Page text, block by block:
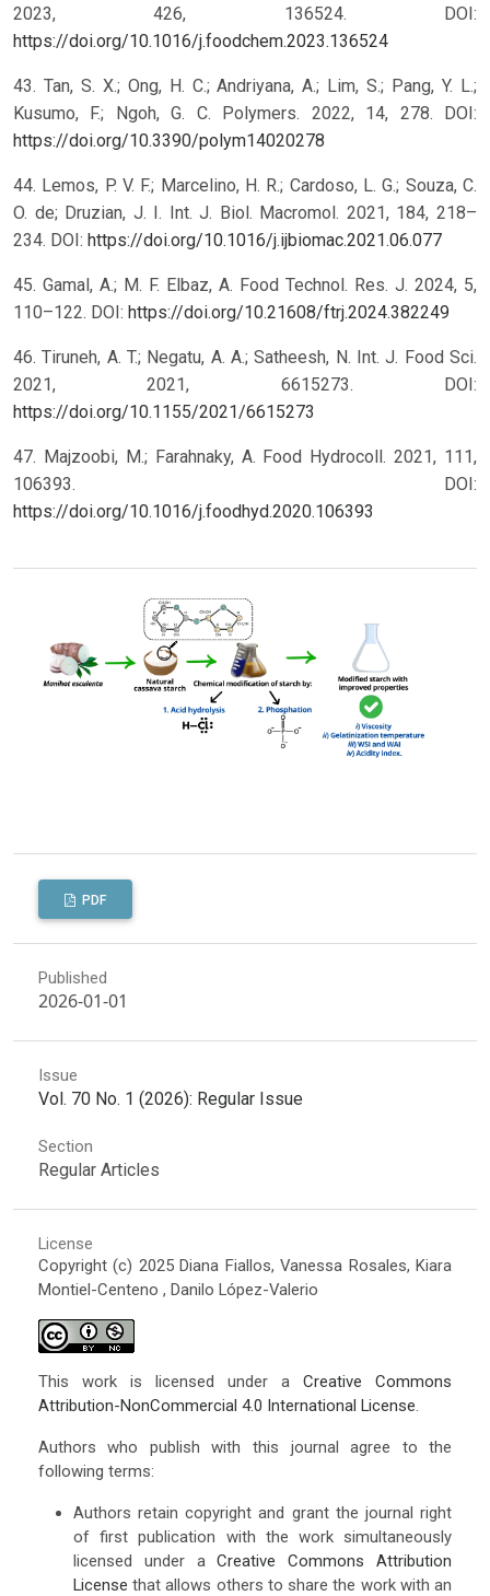
2023, 426, 136524. DOI:
https://doi.org/10.1016/j.foodchem.2023.136524
43. Tan, S. X.; Ong, H. C.; Andriyana, A.; Lim, S.; Pang, Y. L.;
Kusumo, F.; Ngoh, G. C. Polymers. 2022, 14, 278. DOI:
https://doi.org/10.3390/polym14020278
44. Lemos, P. V. F.; Marcelino, H. R.; Cardoso, L. G.; Souza, C.
O. de; Druzian, J. I. Int. J. Biol. Macromol. 2021, 184, 218–
234. DOI: https://doi.org/10.1016/j.ijbiomac.2021.06.077
45. Gamal, A.; M. F. Elbaz, A. Food Technol. Res. J. 2024, 5,
110–122. DOI: https://doi.org/10.21608/ftrj.2024.382249
46. Tiruneh, A. T.; Negatu, A. A.; Satheesh, N. Int. J. Food Sci.
2021, 2021, 6615273. DOI:
https://doi.org/10.1155/2021/6615273
47. Majzoobi, M.; Farahnaky, A. Food Hydrocoll. 2021, 111,
106393. DOI:
https://doi.org/10.1016/j.foodhyd.2020.106393
PDF
Published
2026-01-01
Issue
Vol. 70 No. 1 (2026): Regular Issue
Section
Regular Articles
License
Copyright (c) 2025 Diana Fiallos, Vanessa Rosales, Kiara
Montiel-Centeno , Danilo López-Valerio
This work is licensed under aCreative Commons
Attribution-NonCommercial 4.0 International License
Authors who publish with this journal agree to the
following terms:
Authors retain copyright and grant the journal right
of first publication with the work simultaneously
licensed under aCreative Commons Attribution
License that allows others to share the work with an